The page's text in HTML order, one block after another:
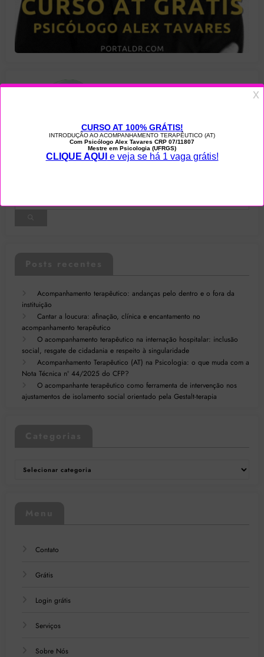
Acompanhamento terapêutico: andanças pelo dentro e o fora da
instituição
Cantar a loucura: afinação, clínica e encantamento no
acompanhamento terapêutico
O acompanhamento terapêutico na internação hospitalar: inclusão
social, resgate de cidadania e respeito à singularidade
Acompanhamento Terapêutico (AT) na Psicologia: o que muda com a
Nota Técnica nº 44/2025 do CFP?
O acompanhante terapêutico como ferramenta de intervenção nos
ajustamentos de isolamento social orientado pela Gestalt-terapia
Contato
Grátis
Login grátis
Serviços
Sobre Nós